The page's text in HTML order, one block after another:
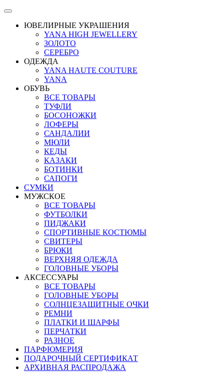
ЮВЕЛИРНЫЕ УКРАШЕНИЯ
YANA HIGH JEWELLERY
ЗОЛОТО
СЕРЕБРО
ОДЕЖДА
YANA HAUTE COUTURE
YANA
ОБУВЬ
ВСЕ ТОВАРЫ
ТУФЛИ
БОСОНОЖКИ
ЛОФЕРЫ
САНДАЛИИ
МЮЛИ
КЕДЫ
КАЗАКИ
БОТИНКИ
САПОГИ
СУМКИ
МУЖСКОЕ
ВСЕ ТОВАРЫ
ФУТБОЛКИ
ПИДЖАКИ
СПОРТИВНЫЕ КОСТЮМЫ
СВИТЕРЫ
БРЮКИ
ВЕРХНЯЯ ОДЕЖДА
ГОЛОВНЫЕ УБОРЫ
АКСЕССУАРЫ
ВСЕ ТОВАРЫ
ГОЛОВНЫЕ УБОРЫ
СОЛНЦЕЗАЩИТНЫЕ ОЧКИ
РЕМНИ
ПЛАТКИ И ШАРФЫ
ПЕРЧАТКИ
РАЗНОЕ
ПАРФЮМЕРИЯ
ПОДАРОЧНЫЙ СЕРТИФИКАТ
АРХИВНАЯ РАСПРОДАЖА